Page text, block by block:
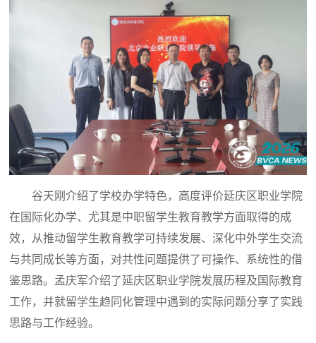
谷天刚介绍了学校办学特色，高度评价延庆区职业学院
在国际化办学、尤其是中职留学生教育教学方面取得的成
效，从推动留学生教育教学可持续发展、深化中外学生交流
与共同成长等方面，对共性问题提供了可操作、系统性的借
鉴思路。孟庆军介绍了延庆区职业学院发展历程及国际教育
工作，并就留学生趋同化管理中遇到的实际问题分享了实践
思路与工作经验。